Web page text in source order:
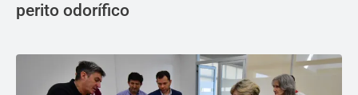
perito odorífico